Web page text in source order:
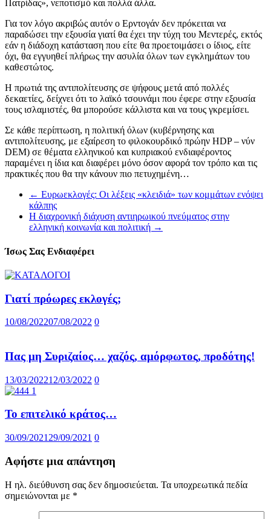
Πατρίδας», νεποτισμό και πολλά άλλα.
Για τον λόγο ακριβώς αυτόν ο Ερντογάν δεν πρόκειται να
παραδώσει την εξουσία γιατί θα έχει την τύχη του Μεντερές, εκτός
εάν η διάδοχη κατάσταση που είτε θα προετοιμάσει ο ίδιος, είτε
όχι, θα εγγυηθεί πλήρως την ασυλία όλων των εγκλημάτων του
καθεστώτος.
Η πρωτιά της αντιπολίτευσης σε ψήφους μετά από πολλές
δεκαετίες, δείχνει ότι το λαϊκό τσουνάμι που έφερε στην εξουσία
τους ισλαμιστές, θα μπορούσε κάλλιστα και να τους γκρεμίσει.
Σε κάθε περίπτωση, η πολιτική όλων (κυβέρνησης και
αντιπολίτευσης, με εξαίρεση το φιλοκουρδικό πρώην HDP – νύν
DEM) σε θέματα ελληνικού και κυπριακού ενδιαφέροντος
παραμένει η ίδια και διαφέρει μόνο όσον αφορά τον τρόπο και τις
πρακτικές που θα την κάνουν πιο πετυχημένη…
← Ευρωεκλογές: Οι λέξεις «κλειδιά» των κομμάτων ενόψει
κάλπης
Η διαχρονική διάχυση αντιηρωικού πνεύματος στην
ελληνική κοινωνία και πολιτική →
Ίσως Σας Ενδιαφέρει
Γιατί πρόωρες εκλογές;
10/08/202207/08/2022 0
Πας μη Συριζαίος… χαζός, αμόρφωτος, προδότης!
13/03/202212/03/2022 0
Το επιτελικό κράτος…
30/09/2021 29/09/2021 0
Αφήστε μια απάντηση
Η ηλ. διεύθυνση σας δεν δημοσιεύεται. Τα υποχρεωτικά πεδία
σημειώνονται με *